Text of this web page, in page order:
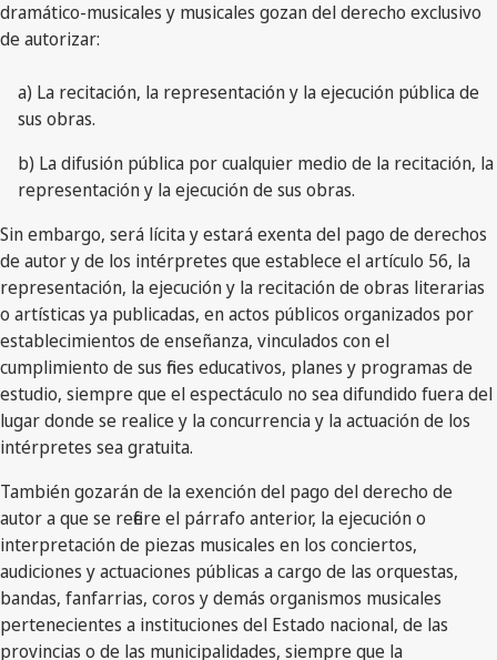
dramático-musicales y musicales gozan del derecho exclusivo
de autorizar:
a) La recitación, la representación y la ejecución pública de
sus obras.
b) La difusión pública por cualquier medio de la recitación, la
representación y la ejecución de sus obras.
Sin embargo, será lícita y estará exenta del pago de derechos
de autor y de los intérpretes que establece el artículo 56, la
representación, la ejecución y la recitación de obras literarias
o artísticas ya publicadas, en actos públicos organizados por
establecimientos de enseñanza, vinculados con el
cumplimiento de sus fines educativos, planes y programas de
estudio, siempre que el espectáculo no sea difundido fuera del
lugar donde se realice y la concurrencia y la actuación de los
intérpretes sea gratuita.
También gozarán de la exención del pago del derecho de
autor a que se refiere el párrafo anterior, la ejecución o
interpretación de piezas musicales en los conciertos,
audiciones y actuaciones públicas a cargo de las orquestas,
bandas, fanfarrias, coros y demás organismos musicales
pertenecientes a instituciones del Estado nacional, de las
provincias o de las municipalidades, siempre que la